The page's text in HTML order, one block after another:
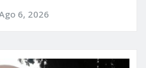
6, 2026